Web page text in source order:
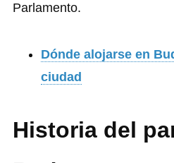
Parlamento.
Dónde alojarse en
ciudad
Historia del